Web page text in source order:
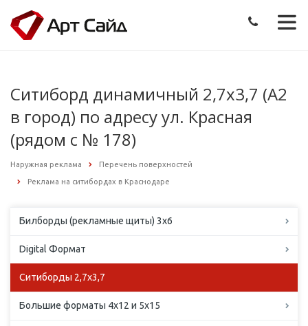
Ситиборд динамичный 2,7х3,7 (А2
в город) по адресу ул. Красная
(рядом с № 178)
Наружная реклама Перечень поверхностей
Реклама на ситибордах в Краснодаре
Билборды (рекламные щиты) 3х6
Digital Формат
Ситиборды 2,7х3,7
Большие форматы 4х12 и 5х15